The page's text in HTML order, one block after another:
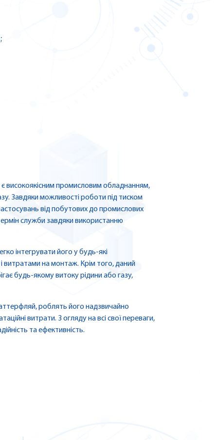
є високоякісним промисловим обладнанням,
Завдяки можливості роботи під тиском
від побутових до промислових
служби завдяки використанню
інтегрувати його у будь-які
витратами на монтаж. Крім того, даний
будь-якому витоку рідини або газу,
роблять його надзвичайно
витрати. З огляду на всі свої переваги,
та ефективність.